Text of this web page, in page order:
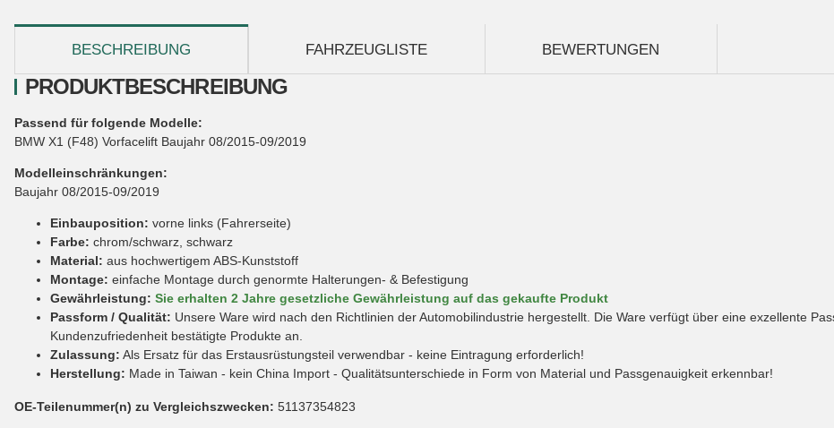
BESCHREIBUNG FAHRZEUGLISTE BEWERTUNGEN
PRODUKTBESCHREIBUNG
Passend für folgende Modelle:
BMW X1 (F48) Vorfacelift Baujahr 08/2015-09/2019
Modelleinschränkungen:
Baujahr 08/2015-09/2019
Einbauposition: vorne links (Fahrerseite)
Farbe: chrom/schwarz, schwarz
Material: aus hochwertigem ABS-Kunststoff
Montage: einfache Montage durch genormte Halterungen- & Befestigung
Gewährleistung: Sie erhalten 2 Jahre gesetzliche Gewährleistung auf das gekaufte Produkt
Passform / Qualität: Unsere Ware wird nach den Richtlinien der Automobilindustrie hergestellt. Die Ware verfügt über eine exzellente
Kundenzufriedenheit bestätigte Produkte an.
Zulassung: Als Ersatz für das Erstausrüstungsteil verwendbar - keine Eintragung erforderlich!
Herstellung: Made in Taiwan - kein China Import - Qualitätsunterschiede in Form von Material und Passgenauigkeit erkennbar!
OE-Teilenummer(n) zu Vergleichszwecken: 51137354823